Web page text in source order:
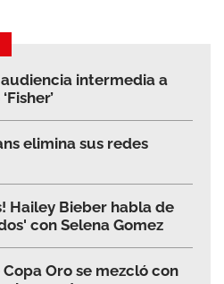
intermedia a
elimina sus redes
Hailey Bieber habla de
con Selena Gomez
Oro se mezcló con